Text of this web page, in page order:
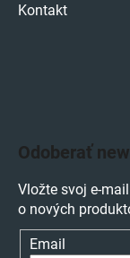
Kontakt
Odoberať
Vložte svoj e-
o nových
Email